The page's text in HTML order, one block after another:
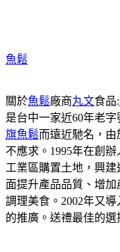
魚鬆
關於魚鬆廠商丸文食品:
是台中一家近60年老
旗魚鬆而遠近馳名，
不應求。1995年在創
工業區購置土地，興
面提升產品品質、增
調理美食。2002年又
的推廣。送禮最佳的選